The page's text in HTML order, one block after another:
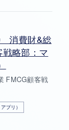
消費財&総
略部：マ
FMCG顧客戦
プリ）